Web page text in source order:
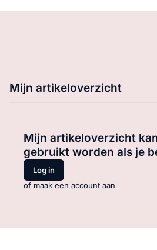
Mijn artikeloverzicht
Mijn artikeloverzicht
gebruikt worden als je
Log in
of maak een account aan